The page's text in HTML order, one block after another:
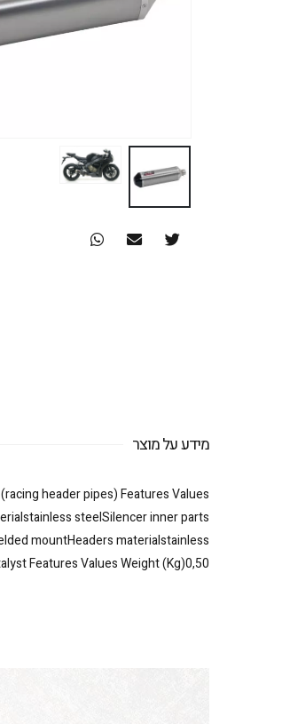
מידע על מוצר
header pipes) Features Values
steelSilencer inner parts
mountHeaders materialstainless
Features Values Weight (Kg)0,50